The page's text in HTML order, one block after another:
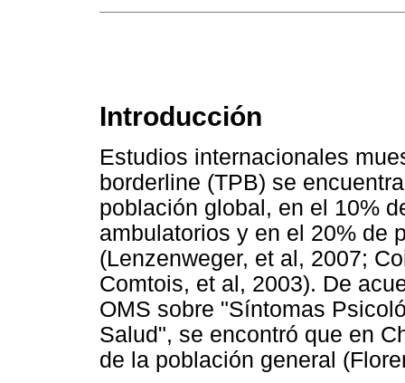
Introducción
Estudios internacionales
borderline (TPB) se
población global, en el 10%
ambulatorios y en el 20% de
(Lenzenweger, et al, 2007;
Comtois, et al, 2003). De
OMS sobre "Síntomas
Salud", se encontró que en
de la población general